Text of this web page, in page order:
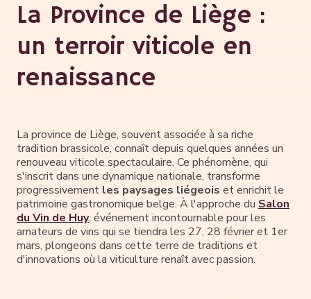
La Province de Liège :
un terroir viticole en
renaissance
La province de Liège, souvent associée à sa riche
tradition brassicole, connaît depuis quelques années un
renouveau viticole spectaculaire. Ce phénomène, qui
s'inscrit dans une dynamique nationale, transforme
progressivement les paysages liégeois et enrichit le
patrimoine gastronomique belge. À l'approche du Salon
du Vin de Huy, événement incontournable pour les
amateurs de vins qui se tiendra les 27, 28 février et 1er
mars, plongeons dans cette terre de traditions et
d'innovations où la viticulture renaît avec passion.